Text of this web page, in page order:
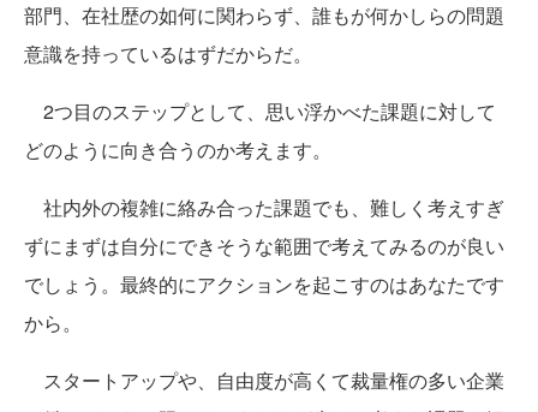
部門、在社歴の如何に関わらず、誰もが何かしらの問題
意識を持っているはずだからだ。
2つ目のステップとして、思い浮かべた課題に対して
どのように向き合うのか考えます。
社内外の複雑に絡み合った課題でも、難しく考えすぎ
ずにまずは自分にできそうな範囲で考えてみるのが良い
でしょう。最終的にアクションを起こすのはあなたです
から。
スタートアップや、自由度が高くて裁量権の多い企業